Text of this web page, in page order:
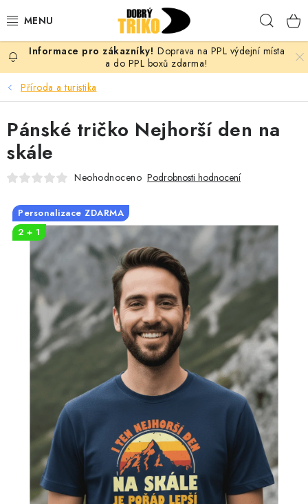
na
PRO ŽENY
PRO MUŽE
PRO DĚTI
PRO PÁRY
VLASTNÍ MOTIV
TRIČKA
MIKINY
OKAMŽITĚ K ODBĚRU
MÁM SRDCE POMÁHÁM
VÁNOCE
PROVIZNÍ SYSTÉM
Doprava na PPL výdejní místa
a do PPL boxů zdarma!
Příroda a turistika
Pánské tričko Nejhorší den na
skále
Neohodnoceno Podrobnosti hodnocení
Personalizace ZDARMA
2 + 1